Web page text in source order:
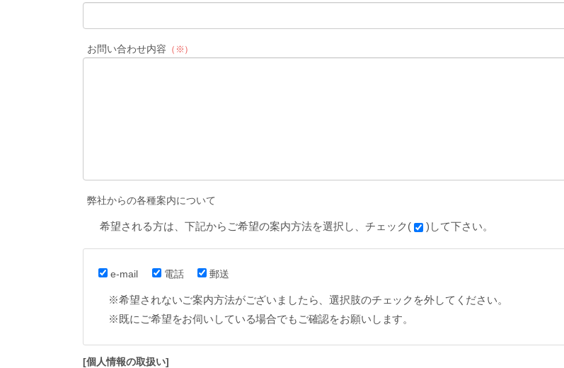
お問い合わせ内容 （※）
弊社からの各種案内について
希望される方は、下記からご希望の案内方法を選択し、チェック( )して下さい。
e-mail 電話 郵送
※希望されないご案内方法がございましたら、選択肢のチェックを外してください。
※既にご希望をお伺いしている場合でもご確認をお願いします。
[個人情報の取扱い]